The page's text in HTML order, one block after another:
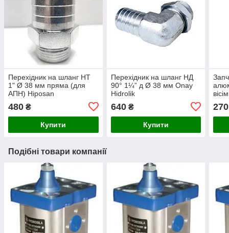
Перехідник на шланг НТ
1" Ø 38 мм пряма (для
АПН) Hiposan
480 ₴
Купити
Перехідник на шланг НД
90° 1¼” д Ø 38 мм Onay
Hidrolik
640₴
Купити
270
Подібні товари компанії